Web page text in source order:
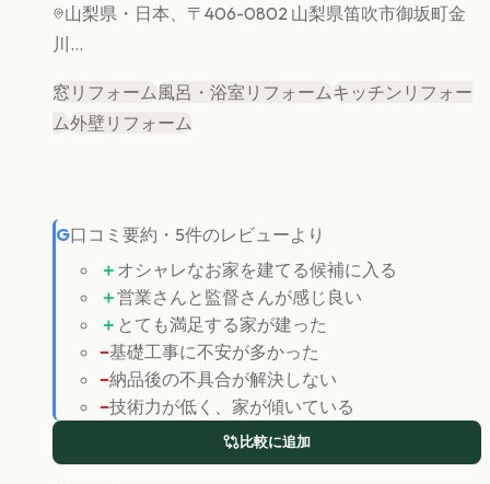
山梨県 ・日本、〒406-0802 山梨県笛吹市御坂町金
川...
窓リフォーム 風呂・浴室リフォームキッチンリフォー
ム外壁リフォーム
G口コミ要約 ・ 5件のレビューより
＋ オシャレなお家を建てる候補に入る
＋営業さんと監督さんが感じ良い
＋ とても満足する家が建った
−基礎工事に不安が多かった
−納品後の不具合が解決しない
−技術力が低く、家が傾いている
比較に追加